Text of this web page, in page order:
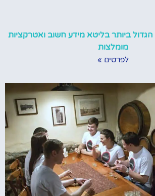
הגדול ביותר בליטא מידע חשוב ואטרקציות
מומלצות
לפרטים »